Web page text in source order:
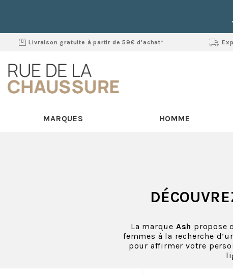
Livraison gratuite à partir de 59€ d'achat*
MARQUES HOMME
La marque Ash propose
femmes à la recherche
pour affirmer votre